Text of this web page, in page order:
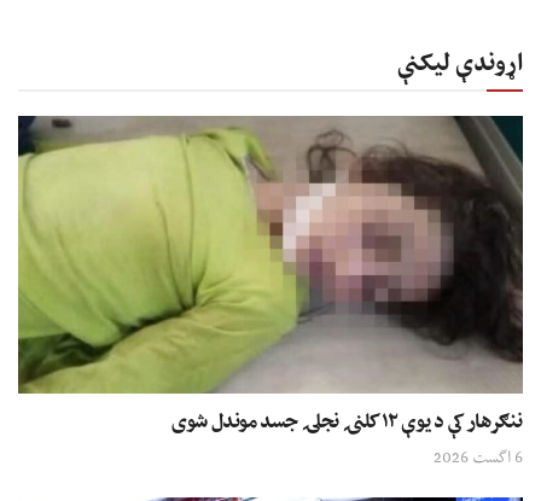
اړوندې لیکنې
ننګرهار کې د یوې ۱۲ کلنۍ نجلۍ جسد موندل شوی
6 اگست 2026